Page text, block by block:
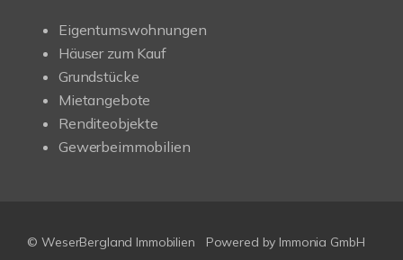
Eigentumswohnungen
Häuser zum Kauf
Grundstücke
Mietangebote
Renditeobjekte
Gewerbeimmobilien
© WeserBergland Immobilien Powered by Immonia GmbH